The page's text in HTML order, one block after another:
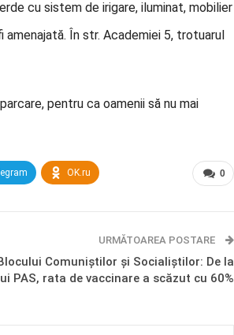
cu sistem de irigare, iluminat, mobilier
amenajată. În str. Academiei 5, trotuarul
pentru ca oamenii să nu mai
0
OK.ru
URMĂTOAREA POSTARE
Comuniștilor și Socialiștilor: De la
PAS, rata de vaccinare a scăzut cu 60%